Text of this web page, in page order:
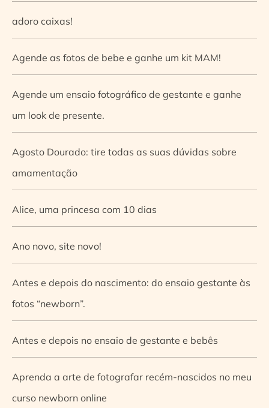
adoro caixas!
Agende as fotos de bebe e ganhe um kit MAM!
Agende um ensaio fotográfico de gestante e ganhe
um look de presente.
Agosto Dourado: tire todas as suas dúvidas sobre
amamentação
Alice, uma princesa com 10 dias
Ano novo, site novo!
Antes e depois do nascimento: do ensaio gestante às
fotos “newborn”.
Antes e depois no ensaio de gestante e bebês
Aprenda a arte de fotografar recém-nascidos no meu
curso newborn online